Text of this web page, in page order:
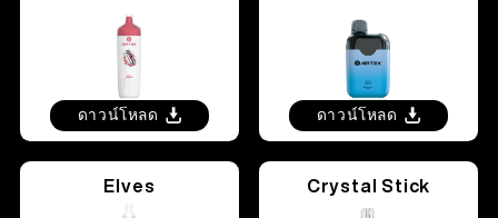
日本語
ดาวน์โหลด ดาวน์โหลด
Elves Crystal Stick